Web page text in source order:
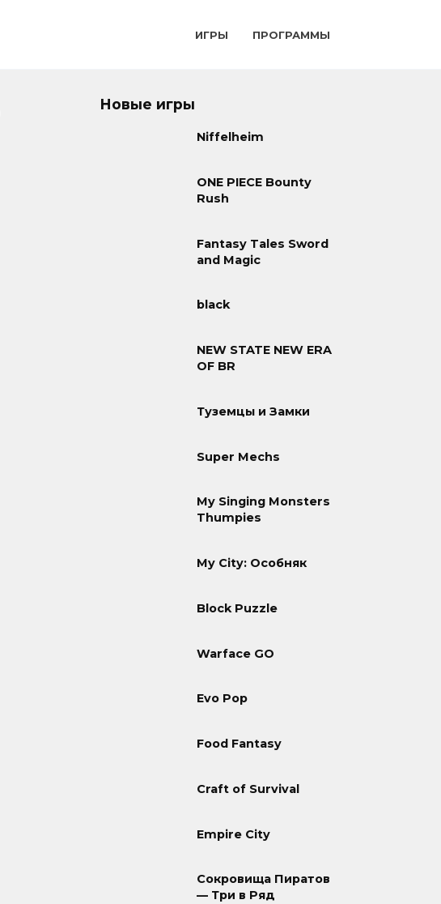
ИГРЫ ПРОГРАММЫ
Новые игры
Niffelheim
ONE PIECE Bounty
Rush
Fantasy Tales Sword
and Magic
black
NEW STATE NEW ERA
OF BR
Туземцы и Замки
Super Mechs
My Singing Monsters
Thumpies
My City: Особняк
Block Puzzle
Warface GO
Evo Pop
Food Fantasy
Craft of Survival
Empire City
Сокровища Пиратов
— Три в Ряд